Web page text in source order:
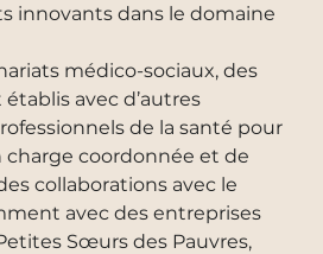
innovants dans le domaine
médico-sociaux, des
avec d’autres
de la santé pour
charge coordonnée et de
collaborations avec le
avec des entreprises
Sœurs des Pauvres,